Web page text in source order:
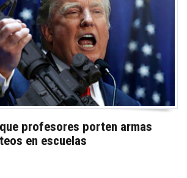
profesores porten armas
en escuelas